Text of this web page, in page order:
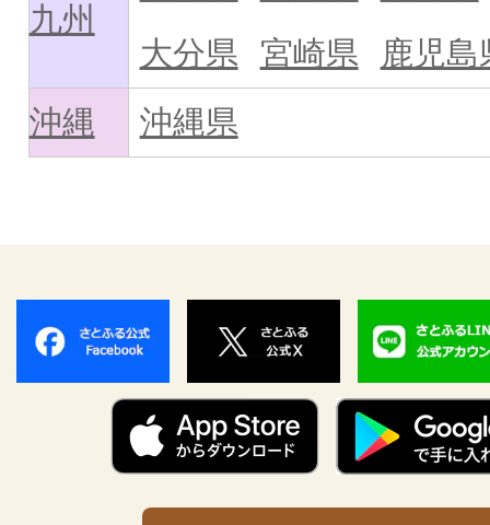
九州
大分県
宮崎県
鹿児島
沖縄
沖縄県